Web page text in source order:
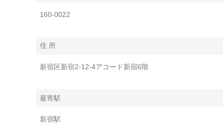
160-0022
住 所
新宿区新宿2-12-4アコード新宿6階
最寄駅
新宿駅